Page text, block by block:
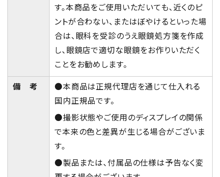
す。本商品をご使用いただいても、近くのピ
ントが合わない、またはぼやけるといった場
合は、眼科を受診のうえ眼鏡処方箋を作成
し、眼鏡店で適切な眼鏡をお作りいただく
ことをお勧めします。
備 考
●本商品は正規代理店を通じて仕入れる
国内正規品です。
●撮影状態やご使用のディスプレイの関係
で本来の色と差異が生じる場合がございま
す。
●製品または、付属品の仕様は予告なく変